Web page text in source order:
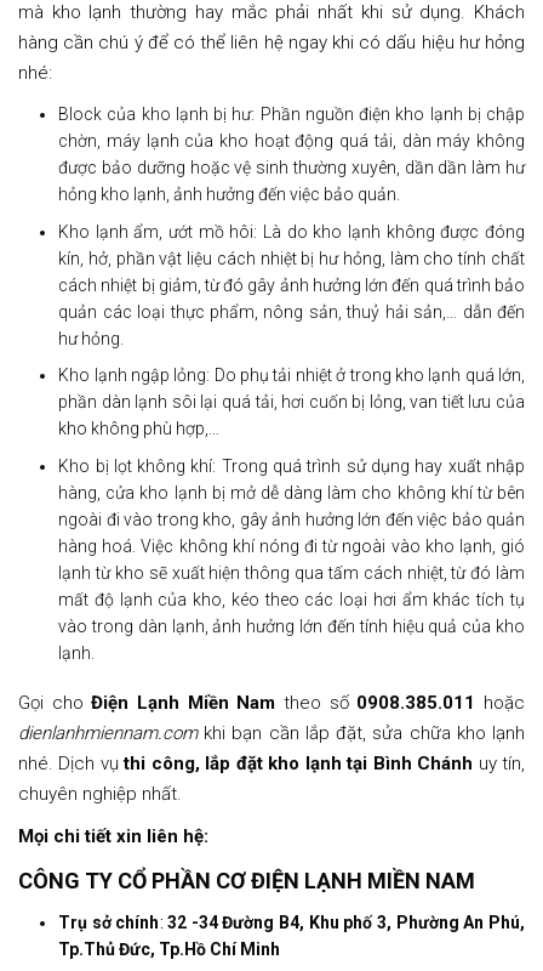
mà kho lạnh thường hay mắc phải nhất khi sử dụng. Khách
hàng cần chú ý để có thể liên hệ ngay khi có dấu hiệu hư hỏng
nhé:
Block của kho lạnh bị hư: Phần nguồn điện kho lạnh bị chập
chờn, máy lạnh của kho hoạt động quá tải, dàn máy không
được bảo dưỡng hoặc vệ sinh thường xuyên, dần dần làm hư
hỏng kho lạnh, ảnh hưởng đến việc bảo quản.
Kho lạnh ẩm, ướt mồ hôi: Là do kho lạnh không được đóng
kín, hở, phần vật liệu cách nhiệt bị hư hỏng, làm cho tính chất
cách nhiệt bị giảm, từ đó gây ảnh hưởng lớn đến quá trình bảo
quản các loại thực phẩm, nông sản, thuỷ hải sản,… dẫn đến
hư hỏng.
Kho lạnh ngập lỏng: Do phụ tải nhiệt ở trong kho lạnh quá lớn,
phần dàn lạnh sôi lại quá tải, hơi cuốn bị lỏng, van tiết lưu của
kho không phù hợp,…
Kho bị lọt không khí: Trong quá trình sử dụng hay xuất nhập
hàng, cửa kho lạnh bị mở dễ dàng làm cho không khí từ bên
ngoài đi vào trong kho, gây ảnh hưởng lớn đến việc bảo quản
hàng hoá. Việc không khí nóng đi từ ngoài vào kho lạnh, gió
lạnh từ kho sẽ xuất hiện thông qua tấm cách nhiệt, từ đó làm
mất độ lạnh của kho, kéo theo các loại hơi ẩm khác tích tụ
vào trong dàn lạnh, ảnh hưởng lớn đến tính hiệu quả của kho
lạnh.
Gọi cho Điện Lạnh Miền Nam theo số0908.385.011 hoặc
dienlanhmiennam.comkhi bạn cần lắp đặt, sửa chữa kho lạnh
nhé. Dịch vụthi công, lắp đặt kho lạnh tại Bình Chánh uy tín,
chuyên nghiệp nhất.
Mọi chi tiết xin liên hệ:
CÔNG TY CỔ PHẦN CƠ ĐIỆN LẠNH MIỀN NAM
Trụ sở chính:32 -34 Đường B4, Khu phố 3, Phường An Phú,
Tp.Thủ Đức, Tp.Hồ Chí Minh